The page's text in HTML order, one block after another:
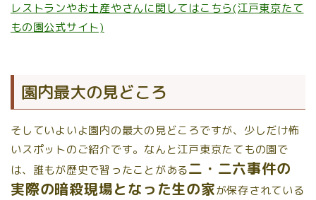
レストランやお土産やさんに関してはこちら(江戸東京たて
もの園公式サイト)
園内最大の見どころ
そしていよいよ園内の最大の見どころですが、少しだけ怖
いスポットのご紹介です。なんと江戸東京たてもの園で
は、誰もが歴史で習ったことがある二・二六事件の
実際の暗殺現場となった生の家が保存されている